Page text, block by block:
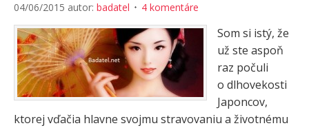
04/06/2015 autor: badatel 4 komentáre
Som si istý, že
už ste aspoň
raz počuli
o dlhovekosti
Japoncov,
ktorej vďačia hlavne svojmu stravovaniu a životnému